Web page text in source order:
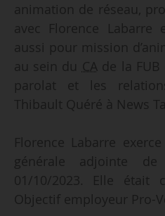
animation de réseau,
avec Florence Labarre
aussi pour mission
au sein du CAde la FUB
parolat et les
Thibault Quéré à News
Florence Labarre
générale adjointe
01/10/2023. Elle était
Objectif employeur Pro-